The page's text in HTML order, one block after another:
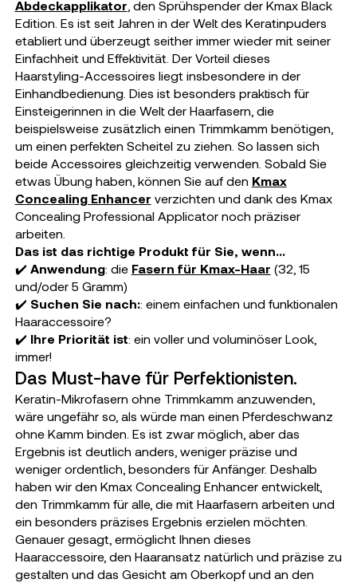
Abdeckapplikator , den Sprühspender der Kmax Black
Edition. Es ist seit Jahren in der Welt des Keratinpuders
etabliert und überzeugt seither immer wieder mit seiner
Einfachheit und Effektivität. Der Vorteil dieses
Haarstyling-Accessoires liegt insbesondere in der
Einhandbedienung. Dies ist besonders praktisch für
Einsteigerinnen in die Welt der Haarfasern, die
beispielsweise zusätzlich einen Trimmkamm benötigen,
um einen perfekten Scheitel zu ziehen. So lassen sich
beide Accessoires gleichzeitig verwenden. Sobald Sie
etwas Übung haben, können Sie auf den Kmax
Concealing Enhancer verzichten und dank des Kmax
Concealing Professional Applicator noch präziser
arbeiten.
Das ist das richtige Produkt für Sie, wenn…
✔️ Anwendung: die Fasern für Kmax-Haar (32, 15
und/oder 5 Gramm)
✔️ Suchen Sie nach:: einem einfachen und funktionalen
Haaraccessoire?
✔️ Ihre Priorität ist: ein voller und voluminöser Look,
immer!
Das Must-have für Perfektionisten.
Keratin-Mikrofasern ohne Trimmkamm anzuwenden,
wäre ungefähr so, als würde man einen Pferdeschwanz
ohne Kamm binden. Es ist zwar möglich, aber das
Ergebnis ist deutlich anders, weniger präzise und
weniger ordentlich, besonders für Anfänger. Deshalb
haben wir den Kmax Concealing Enhancer entwickelt,
den Trimmkamm für alle, die mit Haarfasern arbeiten und
ein besonders präzises Ergebnis erzielen möchten.
Genauer gesagt, ermöglicht Ihnen dieses
Haaraccessoire, den Haaransatz natürlich und präzise zu
gestalten und das Gesicht am Oberkopf und an den